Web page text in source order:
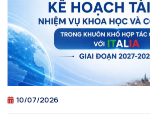
10/07/2026